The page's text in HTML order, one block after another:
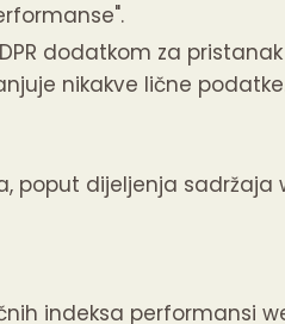
dodatkom za
nikakve lične
poput dijeljenja
indeksa performansi